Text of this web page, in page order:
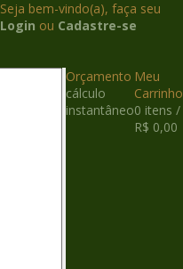
Seja bem-vindo(a), faça seu
Login ou Cadastre-se
Orçamento
cálculo
instantâneo
Meu
Carrinho
0 itens /
R$ 0,00